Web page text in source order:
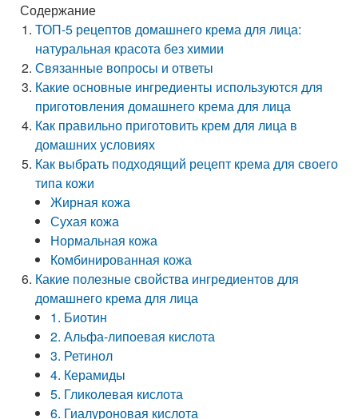
Содержание
ТОП-5 рецептов домашнего крема для лица:
натуральная красота без химии
Связанные вопросы и ответы
Какие основные ингредиенты используются для
приготовления домашнего крема для лица
Как правильно приготовить крем для лица в
домашних условиях
Как выбрать подходящий рецепт крема для своего
типа кожи
Жирная кожа
Сухая кожа
Нормальная кожа
Комбинированная кожа
Какие полезные свойства ингредиентов для
домашнего крема для лица
1. Биотин
2. Альфа-липоевая кислота
3. Ретинол
4. Керамиды
5. Гликолевая кислота
6. Гиалуроновая кислота